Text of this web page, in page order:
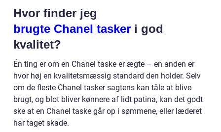
Hvor finder jeg
brugte Chanel tasker i god
kvalitet?
Én ting er om en Chanel taske er ægte – en anden er
hvor høj en kvalitetsmæssig standard den holder. Selv
om de fleste Chanel tasker sagtens kan tåle at blive
brugt, og blot bliver kønnere af lidt patina, kan det godt
ske at en Chanel taske går op i sømmene, eller læderet
har taget skade.